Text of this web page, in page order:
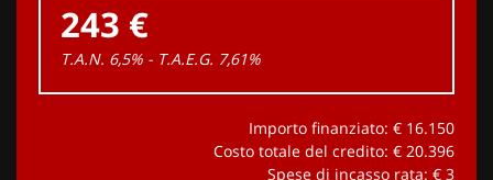
243 €
T.A.N. 6,5% - T.A.E.G. 7,61%
Importo finanziato: € 16.150
Costo totale del credito: € 20.396
Spese di incasso rata: € 3